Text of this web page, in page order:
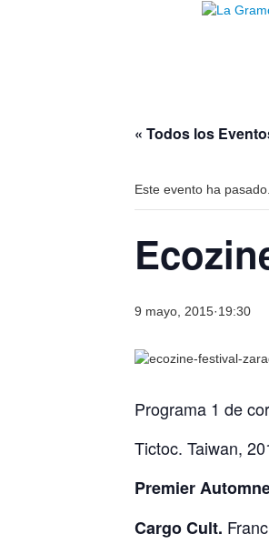
« Todos los
Este evento ha pasado.
9 mayo, 2015·19:30
Programa 1 de
Tictoc. Taiwan,
Premier
Cargo Cult.